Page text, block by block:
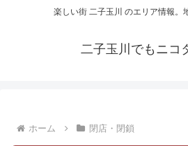
楽しい街 二子玉川 のエリア情報。
二子玉川でもニコ
ホーム 閉店・閉鎖